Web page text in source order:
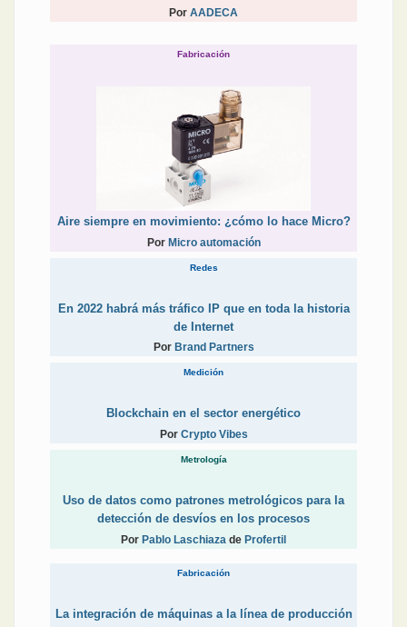
Por AADECA
Fabricación
Aire siempre en movimiento: ¿cómo lo hace Micro?
Por Micro automación
Redes
En 2022 habrá más tráfico IP que en toda la historia
de Internet
Por Brand Partners
Medición
Blockchain en el sector energético
Por Crypto Vibes
Metrología
Uso de datos como patrones metrológicos para la
detección de desvíos en los procesos
Por Pablo Laschiaza de Profertil
Fabricación
La integración de máquinas a la línea de producción